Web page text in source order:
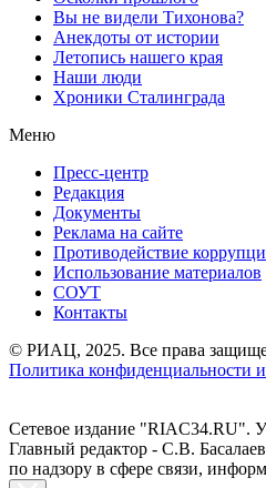
Вы не видели Тихонова?
Анекдоты от истории
Летопись нашего края
Наши люди
Хроники Сталинграда
Меню
Пресс-центр
Редакция
Документы
Реклама на сайте
Противодействие
Использование материалов
СОУТ
Контакты
© РИАЦ, 2025. Все права
Политика конфиденциальности
Сетевое издание "RIAC34.RU".
Главный редактор - С.В.
по надзору в сфере связи,